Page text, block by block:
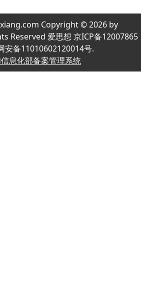
Copyright © 2026 by
Reserved 爱思想 京ICP备12007865
安备11010602120014号.
息化部备案管理系统